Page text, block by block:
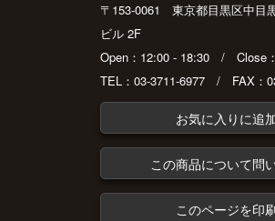
〒153-0061 東京都目黒区中目
ビル 2F
Open：12:00 - 18:30 / Close
TEL：03-3711-6977 / FAX：
お気に入りに追
この商品について問
このページを印